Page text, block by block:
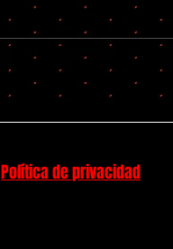
Política de privacidad